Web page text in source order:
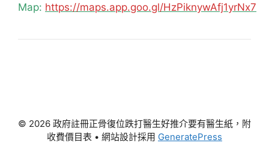
Map: https://maps.app.goo.gl/HzPiknywAfj1yrNx7
© 2026 政府註冊正骨復位跌打醫生好推介要有醫生紙，附
收費價目表 • 網站設計採用 GeneratePress